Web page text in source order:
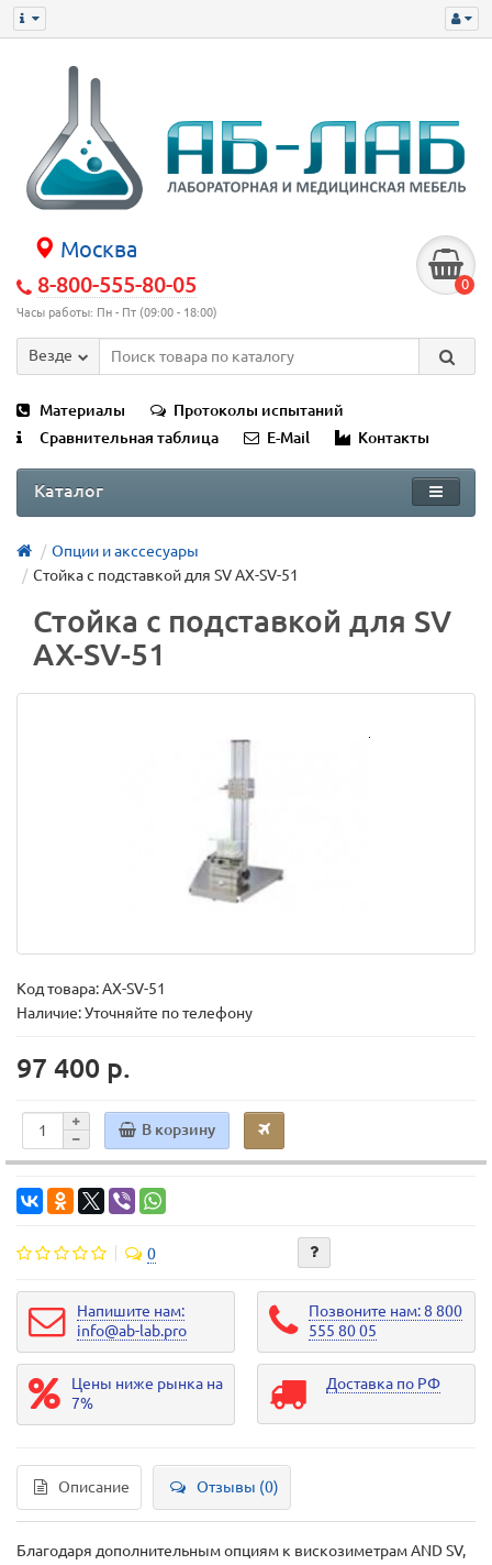
Москва
8-800-555-80-05
Часы работы: Пн - Пт (09:00 - 18:00)
0
Везде
Материалы
Протоколы испытаний
Сравнительная таблица
E-Mail Контакты
Каталог
Опции и акссесуары
Стойка с подставкой для SV AX-SV-51
Стойка с подставкой для SV
AX-SV-51
Код товара:AX-SV-51
Наличие: Уточняйте по телефону
97 400 р.
В корзину
0
Напишите нам:
info@ab-lab.pro
Позвоните нам: 8 800
555 80 05
Цены ниже рынка на
7%
Доставка по РФ
Описание Отзывы (0)
Благодаря дополнительным опциям к вискозиметрам AND SV,